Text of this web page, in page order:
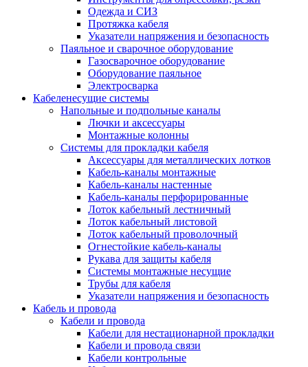
Одежда и СИЗ
Протяжка кабеля
Указатели напряжения и безопасность
Паяльное и сварочное оборудование
Газосварочное оборудование
Оборудование паяльное
Электросварка
Кабеленесущие системы
Напольные и подпольные каналы
Лючки и аксессуары
Монтажные колонны
Системы для прокладки кабеля
Аксессуары для металлических лотков
Кабель-каналы монтажные
Кабель-каналы настенные
Кабель-каналы перфорированные
Лоток кабельный лестничный
Лоток кабельный листовой
Лоток кабельный проволочный
Огнестойкие кабель-каналы
Рукава для защиты кабеля
Системы монтажные несущие
Трубы для кабеля
Указатели напряжения и безопасность
Кабель и провода
Кабели и провода
Кабели для нестационарной прокладки
Кабели и провода связи
Кабели контрольные